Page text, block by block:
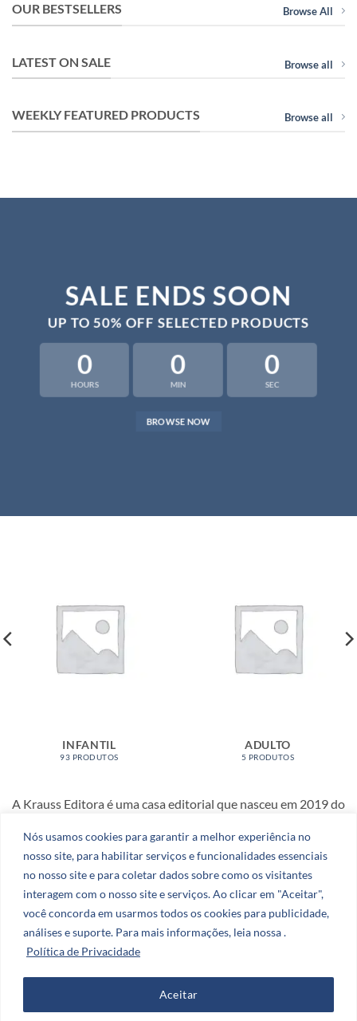
Nós usamos cookies para garantir a melhor experiência no
nosso site, para habilitar serviços e funcionalidades essenciais
no nosso site e para coletar dados sobre como os visitantes
interagem com o nosso site e serviços. Ao clicar em "Aceitar",
você concorda em usarmos todos os cookies para publicidade,
análises e suporte. Para mais informações, leia nossa .
Política de Privacidade
Aceitar
OUR BESTSELLERS Browse All
LATEST ON SALE Browse all
WEEKLY FEATURED PRODUCTS Browse all
SALE ENDS SOON
UP TO50% OFF SELECTED PRODUCTS
0
HOURS
0
MIN
0
SEC
BROWSE NOW
INFANTIL
93 PRODUTOS
ADULTO
5 PRODUTOS
A Krauss Editora é uma casa editorial que nasceu em 2019 do
CNPJ: 51.078.290.0001-27
Visa
CATÁLOGO AUTORES BLOG